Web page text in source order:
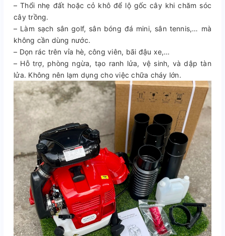
– Thổi nhẹ đất hoặc cỏ khô để lộ gốc cây khi chăm sóc
cây trồng.
– Làm sạch sân golf, sân bóng đá mini, sân tennis,… mà
không cần dùng nước.
– Dọn rác trên vỉa hè, công viên, bãi đậu xe,…
– Hỗ trợ, phòng ngừa, tạo ranh lửa, vệ sinh, và dập tàn
lửa. Không nên lạm dụng cho việc chữa cháy lớn.